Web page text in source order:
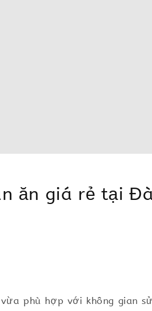
ăn giá rẻ tại
phù hợp với không gian